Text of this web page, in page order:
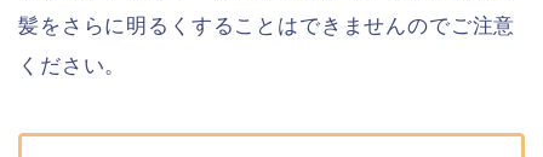
髪をさらに明るくすることはできませんのでご注意
ください。